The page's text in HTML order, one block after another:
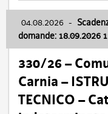
04.08.2026 -
domande: 18.09.2026
330/26 –
Carnia –
TECNICO –